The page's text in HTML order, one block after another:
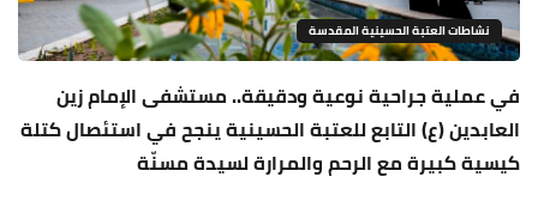
نشاطات العتبة الحسينية المقدسة
في عملية جراحية نوعية ودقيقة.. مستشفى الإمام زين
العابدين (ع) التابع للعتبة الحسينية ينجح في استئصال كتلة
كيسية كبيرة مع الرحم والمرارة لسيدة مسنّة